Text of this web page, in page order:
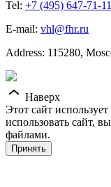
Tel: +7 (495) 647-71-11
E-mail: vhl@fhr.ru
Address: 115280,
Наверх
Этот сайт
использовать сайт,
файлами.
Принять